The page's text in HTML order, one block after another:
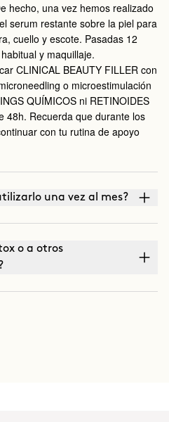
hecho, una vez hemos realizado
serum restante sobre la piel para
cuello y escote. Pasadas 12
y maquillaje.
CLINICAL BEAUTY FILLER con
o microestimulación
QUÍMICOS ni RETINOIDES
48h. Recuerda que durante los
con tu rutina de apoyo
una vez al mes?
o a otros
una zona de la cara?